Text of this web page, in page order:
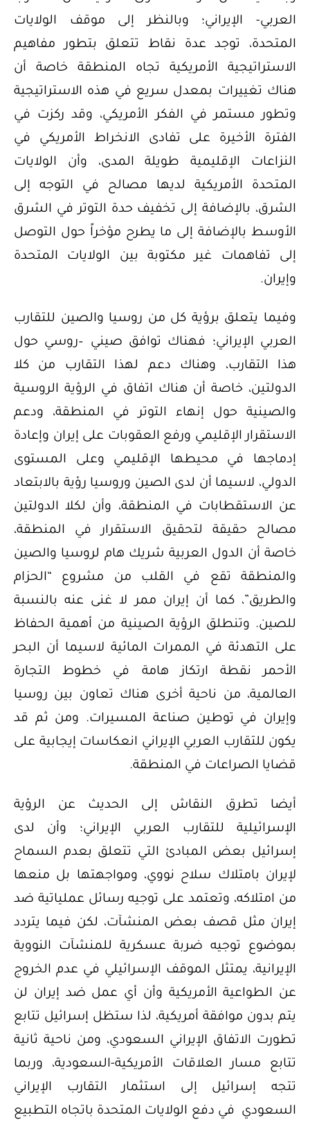
العربي- الإيراني؛ وبالنظر إلى موقف الولايات
المتحدة، توجد عدة نقاط تتعلق بتطور مفاهيم
الاستراتيجية الأمريكية تجاه المنطقة خاصة أن
هناك تغييرات بمعدل سريع في هذه الاستراتيجية
وتطور مستمر في الفكر الأمريكي، وقد ركزت في
الفترة الأخيرة على تفادى الانخراط الأمريكي في
النزاعات الإقليمية طويلة المدى، وأن الولايات
المتحدة الأمريكية لديها مصالح في التوجه إلى
الشرق، بالإضافة إلى تخفيف حدة التوتر في الشرق
الأوسط بالإضافة إلى ما يطرح مؤخراً حول التوصل
إلى تفاهمات غير مكتوبة بين الولايات المتحدة
وإيران.
وفيما يتعلق برؤية كل من روسيا والصين للتقارب
العربي الإيراني؛ فهناك توافق صيني –روسي حول
هذا التقارب، وهناك دعم لهذا التقارب من كلا
الدولتين، خاصة أن هناك اتفاق في الرؤية الروسية
والصينية حول إنهاء التوتر في المنطقة، ودعم
الاستقرار الإقليمي ورفع العقوبات على إيران وإعادة
إدماجها في محيطها الإقليمي وعلى المستوى
الدولي، لاسيما أن لدى الصين وروسيا رؤية بالابتعاد
عن الاستقطابات في المنطقة، وأن لكلا الدولتين
مصالح حقيقة لتحقيق الاستقرار في المنطقة،
خاصة أن الدول العربية شريك هام لروسيا والصين
والمنطقة تقع في القلب من مشروع “الحزام
والطريق”، كما أن إيران ممر لا غنى عنه بالنسبة
للصين. وتنطلق الرؤية الصينية من أهمية الحفاظ
على التهدئة في الممرات المائية لاسيما أن البحر
الأحمر نقطة ارتكاز هامة في خطوط التجارة
العالمية، من ناحية أخرى هناك تعاون بين روسيا
وإيران في توطين صناعة المسيرات. ومن ثم قد
يكون للتقارب العربي الإيراني انعكاسات إيجابية على
قضايا الصراعات في المنطقة.
أيضا تطرق النقاش إلى الحديث عن الرؤية
الإسرائيلية للتقارب العربي الإيراني؛ وأن لدى
إسرائيل بعض المبادئ التي تتعلق بعدم السماح
لإيران بامتلاك سلاح نووي، ومواجهتها بل منعها
من امتلاكه، وتعتمد على توجيه رسائل عملياتية ضد
إيران مثل قصف بعض المنشآت، لكن فيما يتردد
بموضوع توجيه ضربة عسكرية للمنشآت النووية
الإيرانية، يمتثل الموقف الإسرائيلي في عدم الخروج
عن الطواعية الأمريكية وأن أي عمل ضد إيران لن
يتم بدون موافقة أمريكية، لذا ستظل إسرائيل تتابع
تطورت الاتفاق الإيراني السعودي، ومن ناحية ثانية
تتابع مسار العلاقات الأمريكية-السعودية، وربما
تتجه إسرائيل إلى استثمار التقارب الإيراني
السعودي في دفع الولايات المتحدة باتجاه التطبيع